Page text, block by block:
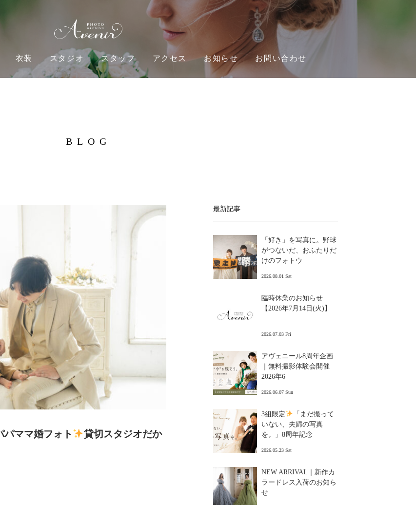
衣装 スタジオ スタッフ アクセス お知らせ お問い合わせ
BLOG
パママ婚フォト
貸切スタジオだか
最新記事
「好き」を写真に。野球
がつないだ、おふたりだ
けのフォトウ
2026.08.01 Sat
臨時休業のお知らせ
【2026年7月14日(火)】
2026.07.03 Fri
アヴェニール8周年企画
｜無料撮影体験会開催
2026年6
2026.06.07 Sun
3組限定
「まだ撮って
いない、夫婦の写真
を。」8周年記念
2026.05.23 Sat
NEW ARRIVAL｜新作カ
ラードレス入荷のお知ら
せ